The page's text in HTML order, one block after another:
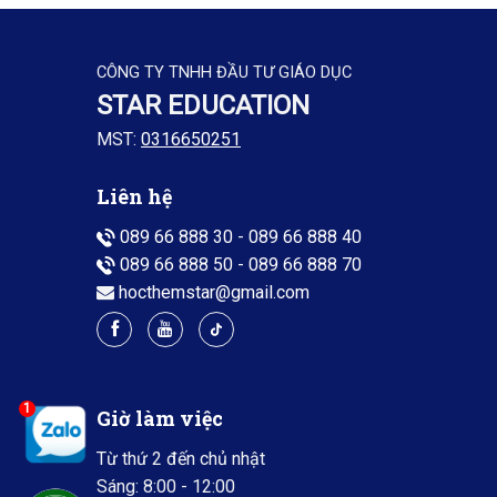
CÔNG TY TNHH ĐẦU TƯ GIÁO DỤC
STAR EDUCATION
MST: 0316650251
Liên hệ
089 66 888 30 - 089 66 888 40
089 66 888 50 - 089 66 888 70
hocthemstar@gmail.com
Giờ làm việc
Từ thứ 2 đến chủ nhật
Sáng: 8:00 - 12:00
1